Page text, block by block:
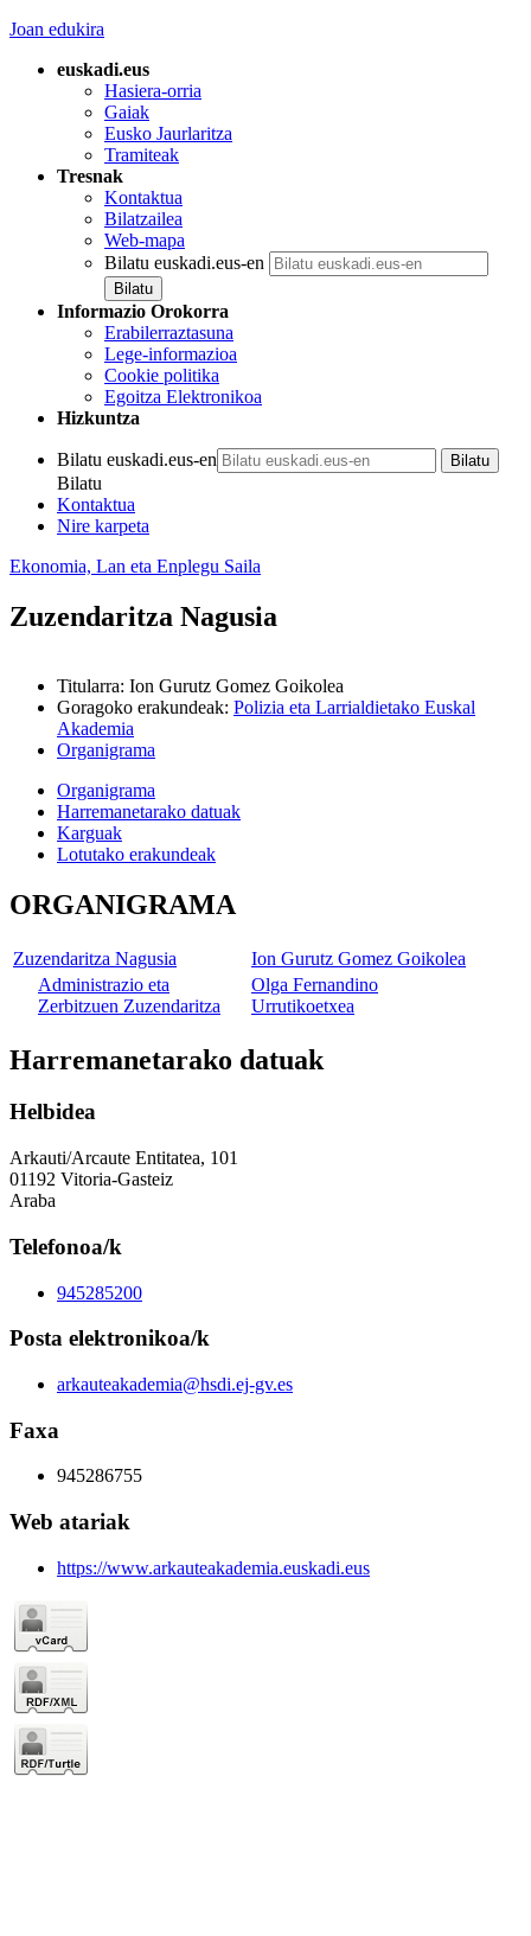
Joan edukira
euskadi.eus
Hasiera-orria
Gaiak
Eusko Jaurlaritza
Tramiteak
Tresnak
Kontaktua
Bilatzailea
Web-mapa
Bilatu euskadi.eus-en
Informazio Orokorra
Erabilerraztasuna
Lege-informazioa
Cookie politika
Egoitza Elektronikoa
Hizkuntza
Bilatu euskadi.eus-en
Bilatu
Kontaktua
Nire karpeta
Ekonomia, Lan eta Enplegu Saila
Zuzendaritza Nagusia
Titularra: Ion Gurutz Gomez Goikolea
Goragoko erakundeak: Polizia eta Larrialdietako Euskal
Akademia
Organigrama
Organigrama
Harremanetarako datuak
Karguak
Lotutako erakundeak
ORGANIGRAMA
Zuzendaritza Nagusia
Ion Gurutz Gomez Goikolea
Administrazio eta
Zerbitzuen Zuzendaritza
Olga Fernandino
Urrutikoetxea
Harremanetarako datuak
Helbidea
Arkauti/Arcaute Entitatea, 101
01192 Vitoria-Gasteiz
Araba
Telefonoa/k
945285200
Posta elektronikoa/k
arkauteakademia@hsdi.ej-gv.es
Faxa
945286755
Web atariak
https://www.arkauteakademia.euskadi.eus